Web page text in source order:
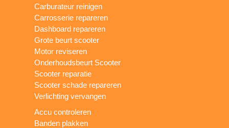
Carburateur reinigen
Carrosserie repareren
Dashboard repareren
Grote beurt scooter
Motor reviseren
Onderhoudsbeurt Scooter
Scooter reparatie
Scooter schade repareren
Verlichting vervangen
Accu controleren
Banden plakken